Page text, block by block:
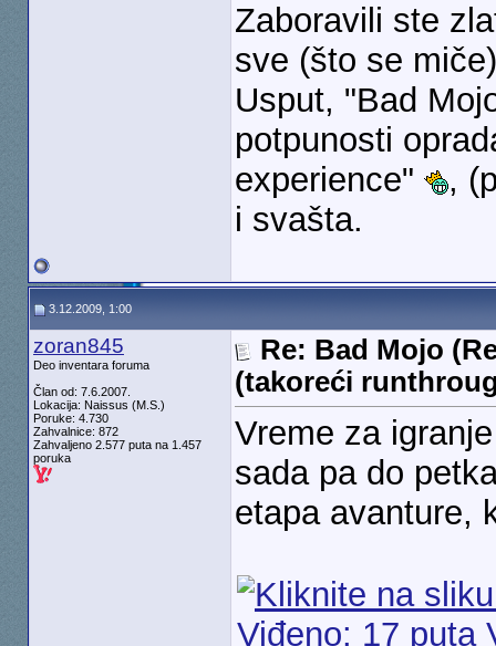
Zaboravili ste
sve (što se
Usput, "Bad
potpunosti
experience"
,
i svašta.
3.12.2009, 1:00
zoran845
Deo inventara foruma
Član od: 7.6.2007.
Lokacija: Naissus (M.S.)
Poruke: 4.730
Zahvalnice: 872
Zahvaljeno 2.577 puta na 1.457
poruka
Re: Bad Mojo
(takoreći
Vreme za
sada pa do
etapa avanture,